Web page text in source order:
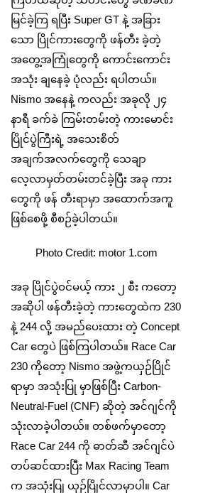
မြင်ခဲ့ကြ ရပြီး Super GT နဲ့ အခြား
သော ပြိုင်ကားတွေကို ဖန်တီး ခဲ့တဲ့
အ‌တွေ့အကြုံတွေကို ကောင်းကောင်း
အသုံး ချနေခဲ့ ပုံလည်း ရပါတယ်။
Nismo အနေနဲ့ ကလည်း အခုလို ၂၄
နာရီ ခက်ခဲ ကြမ်းတမ်းတဲ့ ကားမောင်း
ပြိုင်ပွဲကြီးရဲ့ အသေးစိတ်
အချက်အလက်တွေကို သေချာ
လေ့လာမှတ်တမ်းတင်ခဲ့ပြီး အခု ကား
တွေကို ဖန် တီးရာမှာ အထောက်အကူ
ဖြစ်စေဖို့ စီစဉ်ခဲ့ပါတယ်။
Photo Credit: motor 1.com
အခု ပြိုင်ပွဲဝင်မယ့် ကား ၂ စီး ကတော့
အဆိုပါ ဖန်တီးခဲ့တဲ့ ကားတွေထဲက 230
နဲ့ 244 လို့ အမည်ပေးထား တဲ့ Concept
Car တွေပဲ ဖြစ်ကြပါတယ်။ Race Car
230 ကိုတော့ Nismo အဖွဲ့ကယှဉ်ပြိုင်
ရာမှာ အသုံးပြု မှာဖြစ်ပြီး Carbon-
Neutral-Fuel (CNF) ဆိုတဲ့ အင်ဂျင်ကို
သုံးလာခဲ့ပါတယ်။ တစ်ဖက်မှာတော့
Race Car 244 ကို ဓာတ်ဆီ အင်ဂျင်ပဲ
တပ်ဆင်ထားပြီး Max Racing Team
က အသုံးပြု ယှဉ်ပြိုင်လာမှာပါ။ Car